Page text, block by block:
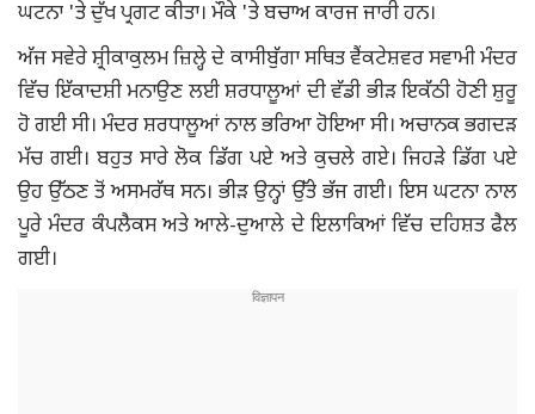
ਘਟਨਾ 'ਤੇ ਦੁੱਖ ਪ੍ਰਗਟ ਕੀਤਾ। ਮੌਕੇ 'ਤੇ ਬਚਾਅ ਕਾਰਜ ਜਾਰੀ ਹਨ।
ਅੱਜ ਸਵੇਰੇ ਸ਼੍ਰੀਕਾਕੁਲਮ ਜ਼ਿਲ੍ਹੇ ਦੇ ਕਾਸੀਬੁੱਗਾ ਸਥਿਤ ਵੈਂਕਟੇਸ਼ਵਰ ਸਵਾਮੀ ਮੰਦਰ
ਵਿੱਚ ਇੱਕਾਦਸ਼ੀ ਮਨਾਉਣ ਲਈ ਸ਼ਰਧਾਲੂਆਂ ਦੀ ਵੱਡੀ ਭੀੜ ਇਕੱਠੀ ਹੋਣੀ ਸ਼ੁਰੂ
ਹੋ ਗਈ ਸੀ। ਮੰਦਰ ਸ਼ਰਧਾਲੂਆਂ ਨਾਲ ਭਰਿਆ ਹੋਇਆ ਸੀ। ਅਚਾਨਕ ਭਗਦੜ
ਮੱਚ ਗਈ। ਬਹੁਤ ਸਾਰੇ ਲੋਕ ਡਿੱਗ ਪਏ ਅਤੇ ਕੁਚਲੇ ਗਏ। ਜਿਹੜੇ ਡਿੱਗ ਪਏ
ਉਹ ਉੱਠਣ ਤੋਂ ਅਸਮਰੱਥ ਸਨ। ਭੀੜ ਉਨ੍ਹਾਂ ਉੱਤੇ ਭੱਜ ਗਈ। ਇਸ ਘਟਨਾ ਨਾਲ
ਪੂਰੇ ਮੰਦਰ ਕੰਪਲੈਕਸ ਅਤੇ ਆਲੇ-ਦੁਆਲੇ ਦੇ ਇਲਾਕਿਆਂ ਵਿੱਚ ਦਹਿਸ਼ਤ ਫੈਲ
ਗਈ।